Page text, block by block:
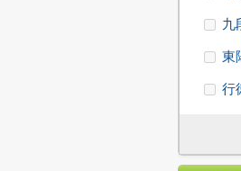
九
東
行